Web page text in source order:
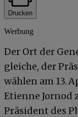
Drucken
Werbung
Der Ort der
gleiche, der
wählen am 13.
Etienne Jornod
Präsident des